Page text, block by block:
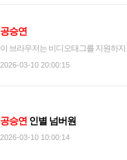
공승연
이 브라우저는 비디오태그를 지원하
2026-03-10 20:00:15
공승연 인별 넘버원
2026-03-10 10:00:14